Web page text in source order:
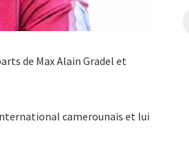
de Max Alain Gradel et
camerounais et lui